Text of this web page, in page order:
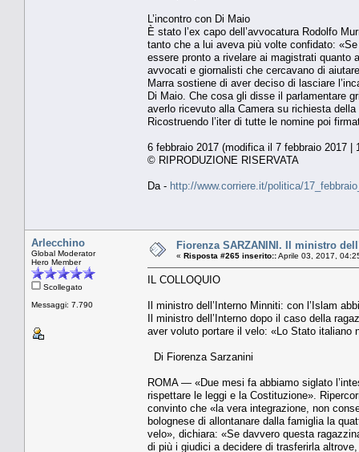
L’incontro con Di Maio
È stato l’ex capo dell’avvocatura Rodolfo
tanto che a lui aveva più volte confidato:
essere pronto a rivelare ai magistrati quanto
avvocati e giornalisti che cercavano di
Marra sostiene di aver deciso di lasciare
Di Maio. Che cosa gli disse il parlamentare
averlo ricevuto alla Camera su richiesta
Ricostruendo l’iter di tutte le nomine poi
6 febbraio 2017 (modifica il 7 febbraio 2017 |
© RIPRODUZIONE RISERVATA
Da - http://www.corriere.it/politica/
Arlecchino
Global Moderator
Hero Member
Scollegato
Messaggi: 7.790
Fiorenza SARZANINI. Il ministro
« Risposta #265 inserito::Aprile 03, 2017,
IL COLLOQUIO
Il ministro dell’Interno Minniti: con l’Islam
Il ministro dell’Interno dopo il caso della
aver voluto portare il velo: «Lo Stato italiano
Di Fiorenza Sarzanini
ROMA — «Due mesi fa abbiamo siglato
rispettare le leggi e la Costituzione».
convinto che «la vera integrazione, non
bolognese di allontanare dalla famiglia la
velo», dichiara: «Se davvero questa
di più i giudici a decidere di trasferirla